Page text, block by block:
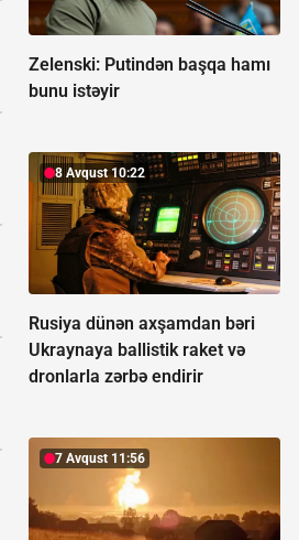
Zelenski: Putindən başqa hamı
bunu istəyir
8 Avqust 10:22
Rusiya dünən axşamdan bəri
Ukraynaya ballistik raket və
dronlarla zərbə endirir
7 Avqust 11:56